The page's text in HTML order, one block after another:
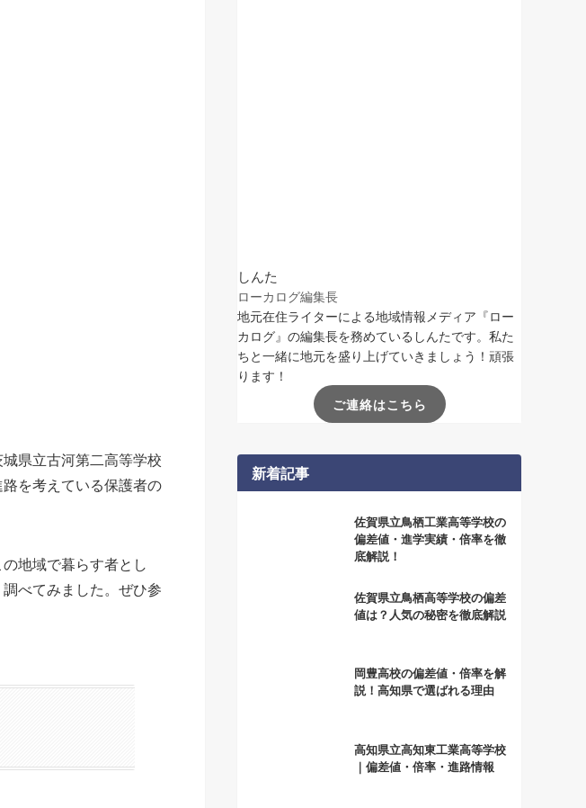
県立古河第二高等学校
を考えている保護者の
地域で暮らす者とし
べてみました。ぜひ参
しんた
ローカログ編集長
地元在住ライターによる地域情報メディア『ロー
カログ』の編集長を務めているしんたです。私た
ちと一緒に地元を盛り上げていきましょう！頑張
ります！
ご連絡はこちら
新着記事
佐賀県立鳥栖工業高等学校の
偏差値・進学実績・倍率を徹
底解説！
佐賀県立鳥栖高等学校の偏差
値は？人気の秘密を徹底解説
岡豊高校の偏差値・倍率を解
説！高知県で選ばれる理由
高知県立高知東工業高等学校
｜偏差値・倍率・進路情報